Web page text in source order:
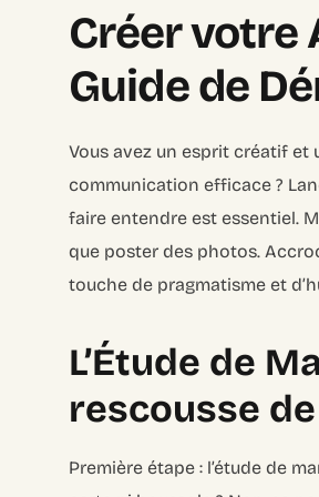
Créer votre
Guide de
Vous avez un esprit créatif et
communication efficace ?
faire entendre est essentiel.
que poster des photos.
touche de pragmatisme et
L’Étude de
rescousse
Première étape : l’étude de